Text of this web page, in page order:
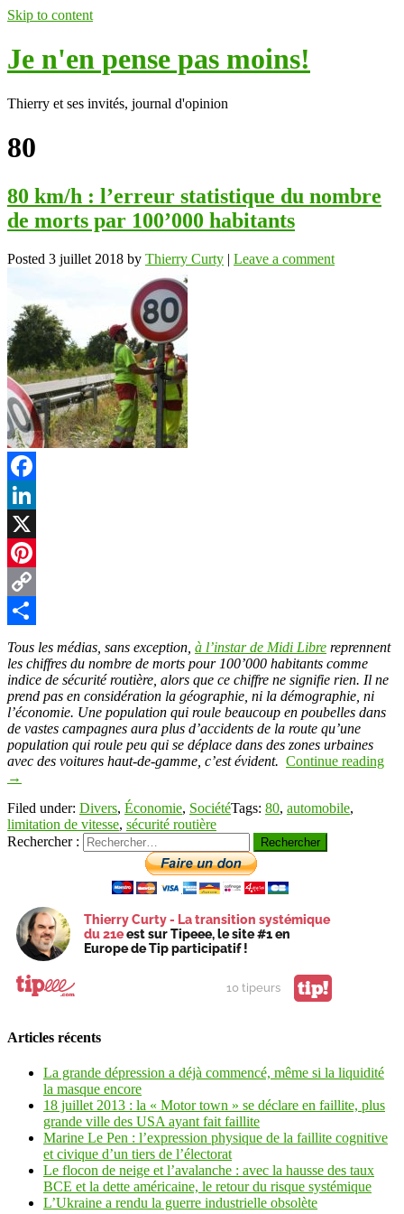
Skip to content
Je n'en pense pas moins!
Thierry et ses invités, journal d'opinion
80
80 km/h : l’erreur statistique du nombre
de morts par 100’000 habitants
Posted 3 juillet 2018 by Thierry Curty | Leave a comment
Facebook
LinkedIn
X
Pinterest
Copy
Link
Partager
Tous les médias, sans exception, à l’instar de Midi Libre reprennent
les chiffres du nombre de morts pour 100’000 habitants comme
indice de sécurité routière, alors que ce chiffre ne signifie rien. Il ne
prend pas en considération la géographie, ni la démographie, ni
l’économie. Une population qui roule beaucoup en poubelles dans
de vastes campagnes aura plus d’accidents de la route qu’une
population qui roule peu qui se déplace dans des zones urbaines
avec des voitures haut-de-gamme, c’est évident. Continue reading
→
Filed under: Divers, Économie, SociétéTags: 80, automobile,
limitation de vitesse, sécurité routière
Rechercher :
Thierry Curty - La transition systémique
du 21eest sur Tipeee, le site #1 en
Europe de Tip participatif !
10 tipeurs tip!
Articles récents
La grande dépression a déjà commencé, même si la liquidité
la masque encore
18 juillet 2013 : la « Motor town » se déclare en faillite, plus
grande ville des USA ayant fait faillite
Marine Le Pen : l’expression physique de la faillite cognitive
et civique d’un tiers de l’électorat
Le flocon de neige et l’avalanche : avec la hausse des taux
BCE et la dette américaine, le retour du risque systémique
L’Ukraine a rendu la guerre industrielle obsolète